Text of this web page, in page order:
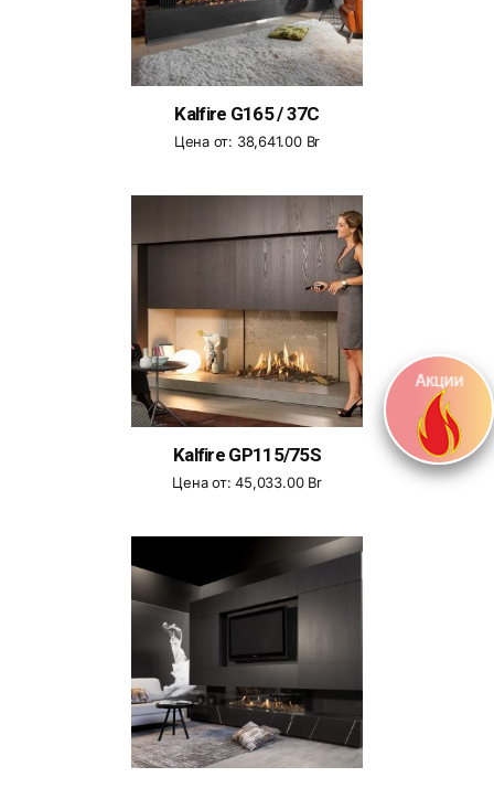
Kalfire G165 / 37C
Цена от: 38,641.00 Br
Kalfire GP115/75S
Цена от:45,033.00 Br